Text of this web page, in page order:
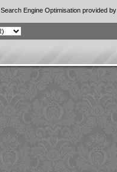
Search Engine Optimisation provided by